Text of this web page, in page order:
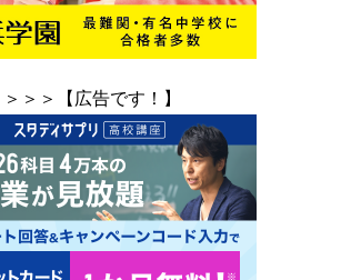
＞＞＞【広告です！】